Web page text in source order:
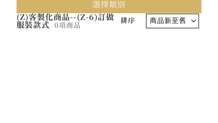
選擇類別
(Z)客製化商品--(Z-6)訂做
服裝款式
0項商品
排序